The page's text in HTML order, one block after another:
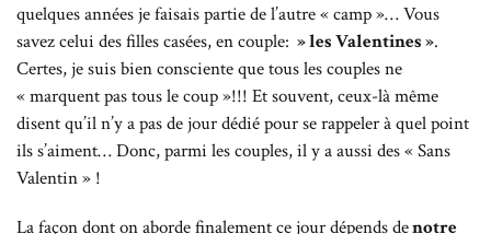
quelques années je faisais partie de l’autre « camp »… Vous
savez celui des filles casées, en couple: » les Valentines ».
Certes, je suis bien consciente que tous les couples ne
« marquent pas tous le coup »!!! Et souvent, ceux-là même
disent qu’il n’y a pas de jour dédié pour se rappeler à quel point
ils s’aiment… Donc, parmi les couples, il y a aussi des « Sans
Valentin » !
La façon dont on aborde finalement ce jour dépends denotre